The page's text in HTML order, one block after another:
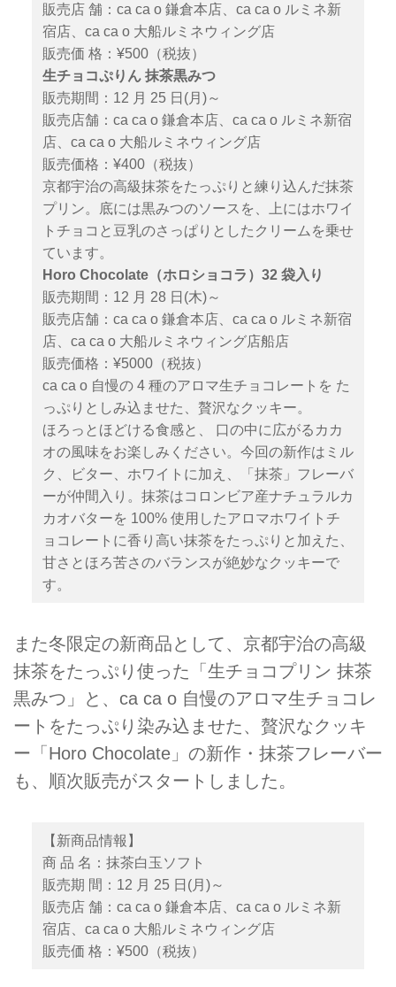
販売店 舗：ca ca o 鎌倉本店、ca ca o ルミネ新
宿店、ca ca o 大船ルミネウィング店
販売価 格：¥500（税抜）
生チョコぷりん 抹茶黒みつ
販売期間：12 月 25 日(月)～
販売店舗：ca ca o 鎌倉本店、ca ca o ルミネ新宿
店、ca ca o 大船ルミネウィング店
販売価格：¥400（税抜）
京都宇治の高級抹茶をたっぷりと練り込んだ抹茶
プリン。底には黒みつのソースを、上にはホワイ
トチョコと豆乳のさっぱりとしたクリームを乗せ
ています。
Horo Chocolate（ホロショコラ）32 袋入り
販売期間：12 月 28 日(木)～
販売店舗：ca ca o 鎌倉本店、ca ca o ルミネ新宿
店、ca ca o 大船ルミネウィング店船店
販売価格：¥5000（税抜）
ca ca o 自慢の 4 種のアロマ生チョコレートを た
っぷりとしみ込ませた、贅沢なクッキー。
ほろっとほどける食感と、 口の中に広がるカカ
オの風味をお楽しみください。今回の新作はミル
ク、ビター、ホワイトに加え、「抹茶」フレーバ
ーが仲間入り。抹茶はコロンビア産ナチュラルカ
カオバターを 100% 使用したアロマホワイトチ
ョコレートに香り高い抹茶をたっぷりと加えた、
甘さとほろ苦さのバランスが絶妙なクッキーで
す。
また冬限定の新商品として、京都宇治の高級
抹茶をたっぷり使った「生チョコプリン 抹茶
黒みつ」と、ca ca o 自慢のアロマ生チョコレ
ートをたっぷり染み込ませた、贅沢なクッキ
ー「Horo Chocolate」の新作・抹茶フレーバー
も、順次販売がスタートしました。
【新商品情報】
商 品 名：抹茶白玉ソフト
販売期 間：12 月 25 日(月)～
販売店 舗：ca ca o 鎌倉本店、ca ca o ルミネ新
宿店、ca ca o 大船ルミネウィング店
販売価 格：¥500（税抜）